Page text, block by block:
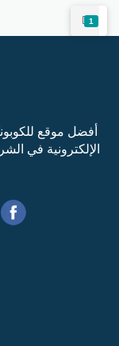
1
أفضل موقع
الإلكترونية في